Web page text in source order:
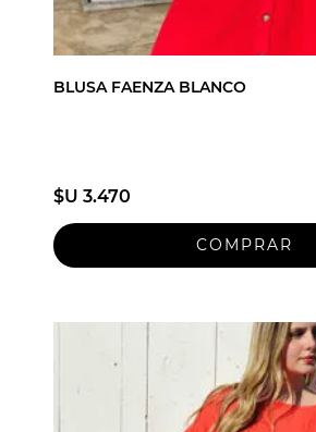
BLUSA FAENZA BLANCO
$U 3.470